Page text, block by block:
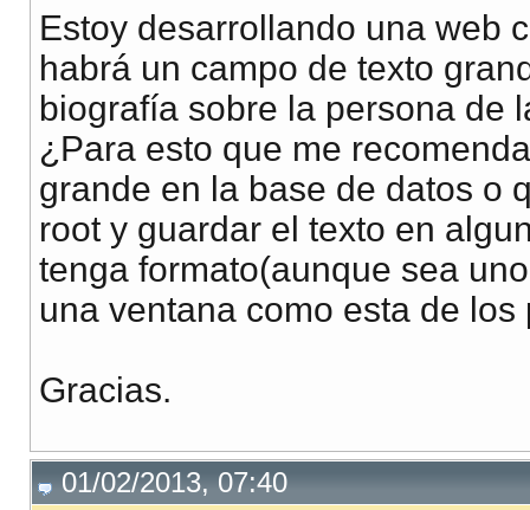
Estoy desarrollando una web
habrá un campo de texto
biografía sobre la persona de
¿Para esto que me
grande en la base de datos o
root y guardar el texto en
tenga formato(aunque sea
una ventana como esta de
Gracias.
01/02/2013, 07:40